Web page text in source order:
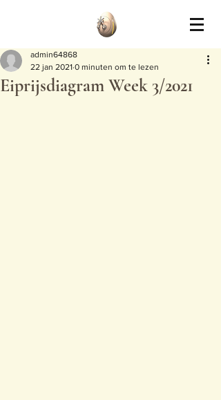
Eiprijsdiagram Week 3/2021
admin64868
22 jan 2021 0 minuten om te lezen